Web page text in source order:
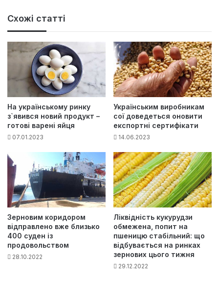
Схожі статті
На українському ринку
з`явився новий продукт –
готові варені яйця
07.01.2023
Українським виробникам
сої доведеться оновити
експортні сертифікати
14.06.2023
Зерновим коридором
відправлено вже близько
400 суден із
продовольством
28.10.2022
Ліквідність кукурудзи
обмежена, попит на
пшеницю стабільний: що
відбувається на ринках
зернових цього тижня
29.12.2022